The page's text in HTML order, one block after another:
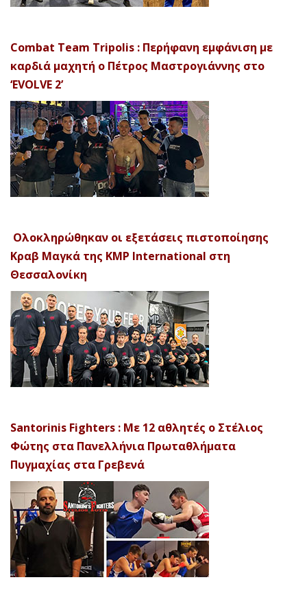
Combat Team Tripolis : Περήφανη εμφάνιση με
καρδιά μαχητή ο Πέτρος Μαστρογιάννης στο
‘EVOLVE 2’
Ολοκληρώθηκαν οι εξετάσεις πιστοποίησης
Κραβ Μαγκά της KMP International στη
Θεσσαλονίκη
Santorinis Fighters : Με 12 αθλητές ο Στέλιος
Φώτης στα Πανελλήνια Πρωταθλήματα
Πυγμαχίας στα Γρεβενά